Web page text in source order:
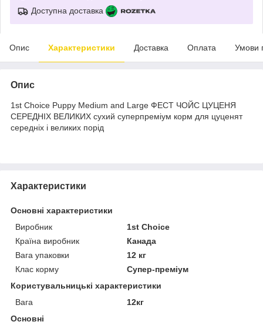
Доступна доставка
Опис Характеристики Доставка Оплата Умови
Опис
1st Choice Puppy Medium and Large ФЕСТ ЧОЙС ЦУЦЕНЯ
СЕРЕДНІХ ВЕЛИКИХ сухий суперпреміум корм для цуценят
середніх і великих порід
Характеристики
Основні характеристики
Виробник
1st Choice
Країна виробник
Канада
Вага упаковки
12 кг
Клас корму
Супер-преміум
Користувальницькі характеристики
Вага
12кг
Основні